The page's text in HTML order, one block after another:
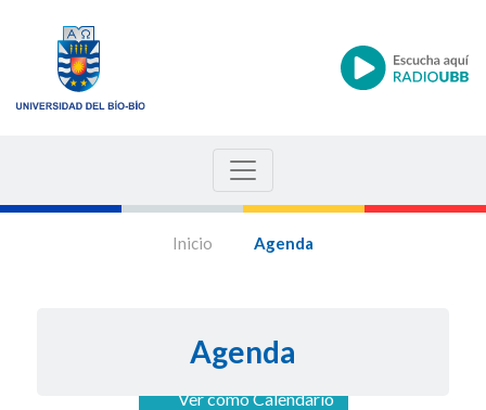
Inicio Agenda
Agenda
Ver como Calendario